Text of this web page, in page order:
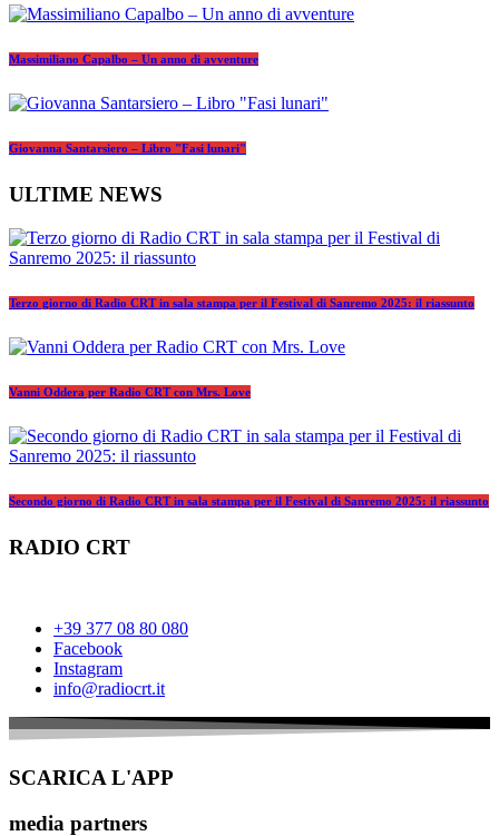
Massimiliano Capalbo – Un anno di avventure
Giovanna Santarsiero – Libro "Fasi lunari"
ULTIME NEWS
Terzo giorno di Radio CRT in sala stampa per il Festival di Sanremo 2025: il riassunto
Vanni Oddera per Radio CRT con Mrs. Love
Secondo giorno di Radio CRT in sala stampa per il Festival di Sanremo 2025: il riassunto
RADIO CRT
+39 377 08 80 080
Facebook
Instagram
info@radiocrt.it
SCARICA L'APP
media partners